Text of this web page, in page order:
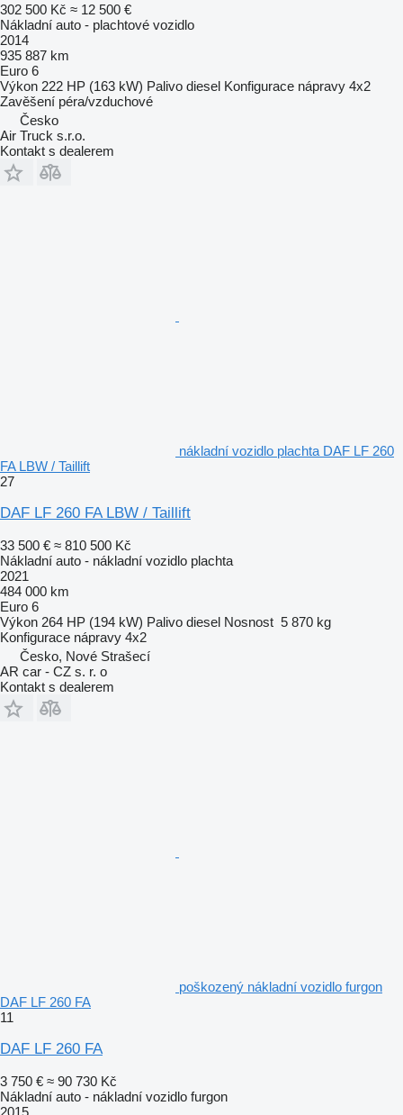
302 500 Kč ≈ 12 500 €
Nákladní auto - plachtové vozidlo
2014
935 887 km
Euro 6
Výkon 222 HP (163 kW) Palivo diesel Konfigurace nápravy 4x2
Zavěšení péra/vzduchové
Česko
Air Truck s.r.o.
Kontakt s dealerem
nákladní vozidlo plachta DAF LF 260
FA LBW / Taillift
27
DAF LF 260 FA LBW / Taillift
33 500 € ≈ 810 500 Kč
Nákladní auto - nákladní vozidlo plachta
2021
484 000 km
Euro 6
Výkon 264 HP (194 kW) Palivo diesel Nosnost 5 870 kg
Konfigurace nápravy 4x2
Česko, Nové Strašecí
AR car - CZ s. r. o
Kontakt s dealerem
poškozený nákladní vozidlo furgon
DAF LF 260 FA
11
DAF LF 260 FA
3 750 € ≈ 90 730 Kč
Nákladní auto - nákladní vozidlo furgon
2015